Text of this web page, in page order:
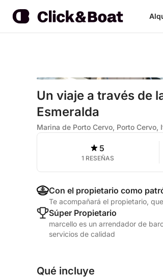
Un viaje a través de
Esmeralda
Marina de Porto Cervo, Porto Cervo,
5
1 RESEÑAS
Con el propietario como
Te acompañará el propietario,
Súper Propietario
marcello es un arrendador de
servicios de calidad
Qué incluye